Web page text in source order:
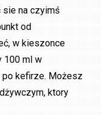
na czyimś
od
w kieszonce
100 ml w
po kefirze. Możesz
ktory